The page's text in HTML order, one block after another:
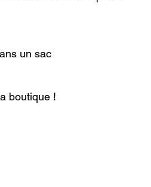
un sac
boutique !